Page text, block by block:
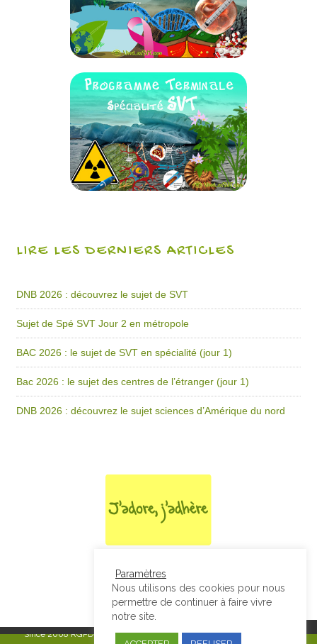
LIRE LES DERNIERS ARTICLES
DNB 2026 : découvrez le sujet de SVT
Sujet de Spé SVT Jour 2 en métropole
BAC 2026 : le sujet de SVT en spécialité (jour 1)
Bac 2026 : le sujet des centres de l’étranger (jour 1)
DNB 2026 : découvrez le sujet sciences d’Amérique du nord
Since 2008RGPD & Mentions Légales|Designed by Studio Thil - Site
Paramètres
Nous utilisons des cookies pour nous
permettre de continuer à faire vivre
notre site.